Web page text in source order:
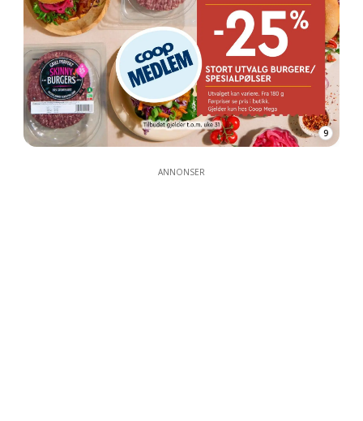
9
ANNONSER